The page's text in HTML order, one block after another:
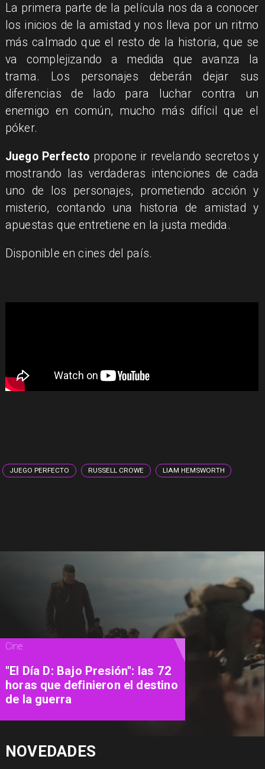
La primera parte de la película nos da a conocer
los inicios de la amistad y nos lleva por un ritmo
más calmado que el resto de la historia, que se
va complejizando a medida que avanza la
trama. Los personajes deberán dejar sus
diferencias de lado para luchar contra un
enemigo en común, mucho más difícil que el
póker.
Juego Perfecto propone ir revelando secretos y
mostrando las verdaderas intenciones de cada
uno de los personajes, prometiendo acción y
misterio, contando una historia de amistad y
apuestas que entretiene en la justa medida.
Disponible en cines del país.
JUEGO PERFECTO RUSSELL CROWE LIAM HEMSWORTH
Magazine
Cinema Experience: el
restaurante que convierte las
películas en una experiencia
para vivir
NOVEDADES